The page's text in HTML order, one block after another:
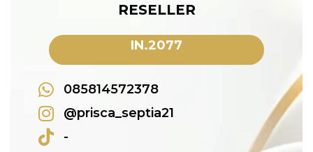
RESELLER
IN.2077
085814572378
@prisca_septia21
-